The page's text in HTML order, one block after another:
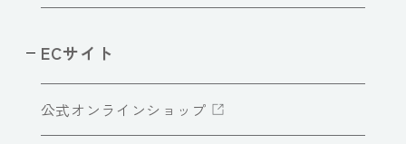
ECサイト
公式オンラインショップ